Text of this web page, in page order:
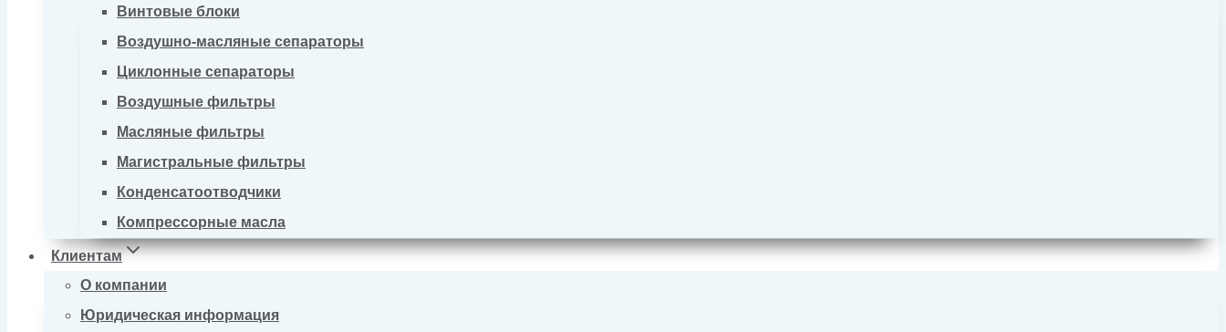
Винтовые блоки
Воздушно-масляные сепараторы
Циклонные сепараторы
Воздушные фильтры
Масляные фильтры
Магистральные фильтры
Конденсатоотводчики
Компрессорные масла
Клиентам
О компании
Юридическая информация